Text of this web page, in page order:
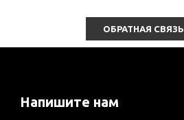
ОБРАТНАЯ СВЯЗЬ
Напишите нам